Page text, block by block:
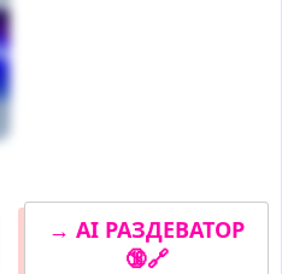
→ AI РАЗДЕВАТОР
🔞🔗